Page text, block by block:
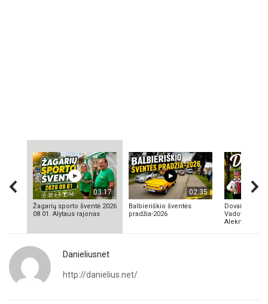
03:17
Žagarių sporto šventė 2026
08 01. Alytaus rajonas
02:35
Balbieriškio šventės
pradžia-2026
Dovainonių
Vadovas
Aleknavičius
Danieliusnet
http://danielius.net/